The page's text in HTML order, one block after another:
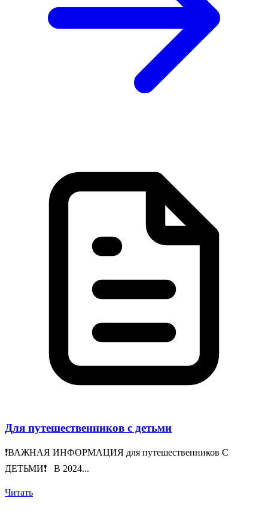
Для путешественников с детьми
❗️ВАЖНАЯ ИНФОРМАЦИЯ для путешественников С
ДЕТЬМИ❗️ В 2024...
Читать